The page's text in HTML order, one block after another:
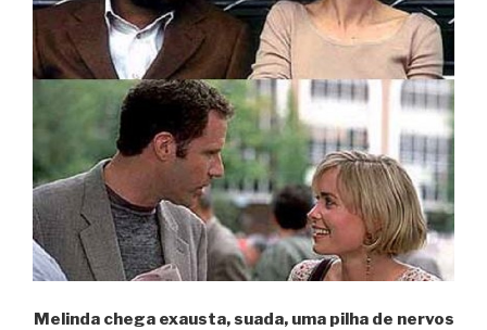
Melinda chega exausta, suada, uma pilha de nervos